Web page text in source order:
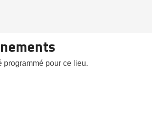
programmé pour ce lieu.